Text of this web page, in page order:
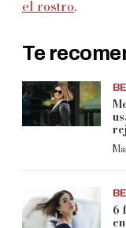
el rostro.
Te
6